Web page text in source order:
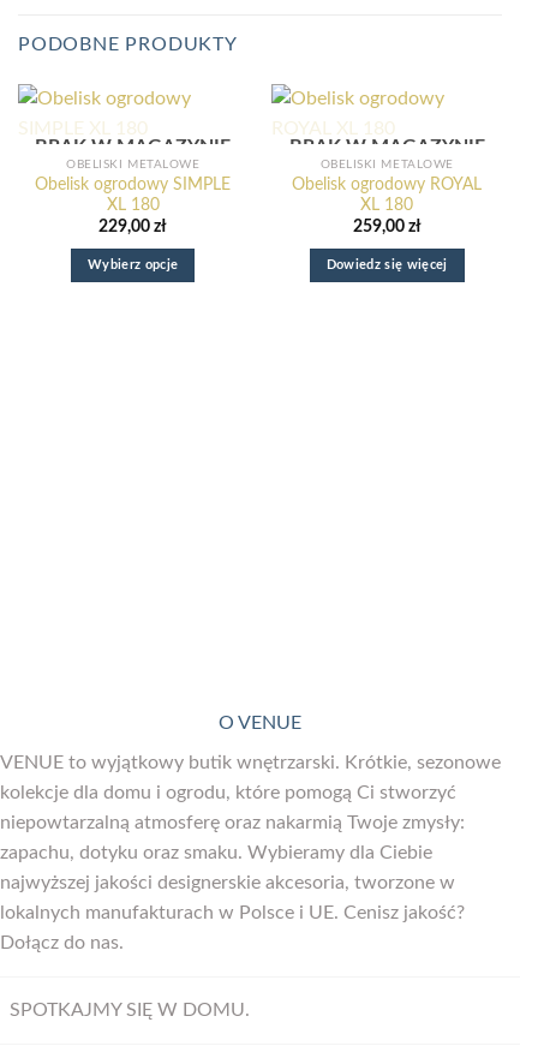
PODOBNE PRODUKTY
BRAK W MAGAZYNIE
OBELISKI METALOWE
Obelisk ogrodowy SIMPLE
XL 180
229,00zł
Wybierz opcje
BRAK W MAGAZYNIE
OBELISKI METALOWE
Obelisk ogrodowy ROYAL
XL 180
259,00 zł
Dowiedz się więcej
O VENUE
VENUE to wyjątkowy butik wnętrzarski. Krótkie, sezonowe
kolekcje dla domu i ogrodu, które pomogą Ci stworzyć
niepowtarzalną atmosferę oraz nakarmią Twoje zmysły:
zapachu, dotyku oraz smaku. Wybieramy dla Ciebie
najwyższej jakości designerskie akcesoria, tworzone w
lokalnych manufakturach w Polsce i UE. Cenisz jakość?
Dołącz do nas.
SPOTKAJMY SIĘ W DOMU.